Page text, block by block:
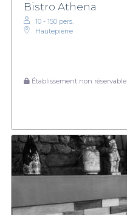
Bistro Athena
10 - 150 pers.
Hautepierre
Établissement non réservable